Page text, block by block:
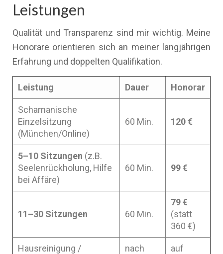
Leistungen
Qualität und Transparenz sind mir wichtig. Meine
Honorare orientieren sich an meiner langjährigen
Erfahrung und doppelten Qualifikation.
Leistung Dauer Honorar
Schamanische
Einzelsitzung
(München/Online)
60 Min. 120 €
5–10 Sitzungen (z.B.
Seelenrückholung, Hilfe
bei Affäre)
60 Min. 99 €
11–30 Sitzungen 60 Min.
79 €
(statt
360 €)
Hausreinigung /
nach
auf